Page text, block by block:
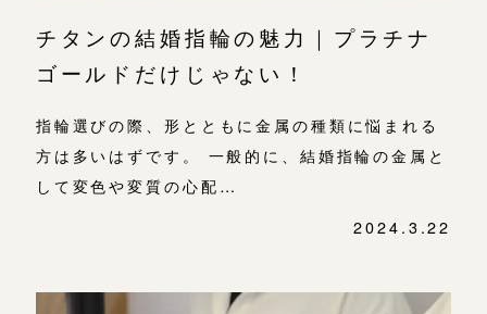
チタンの結婚指輪の魅力｜プラチナ
ゴールドだけじゃない！
指輪選びの際、形とともに金属の種類に悩まれる
方は多いはずです。 一般的に、結婚指輪の金属と
して変色や変質の心配…
2024.3.22